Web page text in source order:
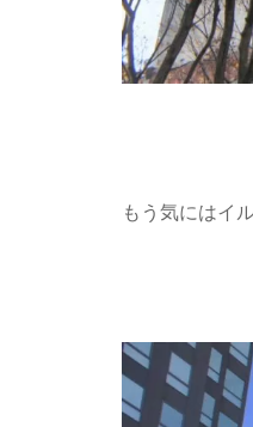
もう気にはイ